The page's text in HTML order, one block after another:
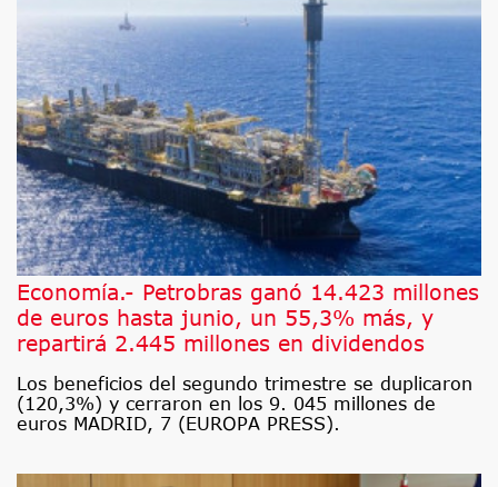
Economía.- Petrobras ganó 14.423 millones
de euros hasta junio, un 55,3% más, y
repartirá 2.445 millones en dividendos
Los beneficios del segundo trimestre se duplicaron
(120,3%) y cerraron en los 9. 045 millones de
euros MADRID, 7 (EUROPA PRESS).